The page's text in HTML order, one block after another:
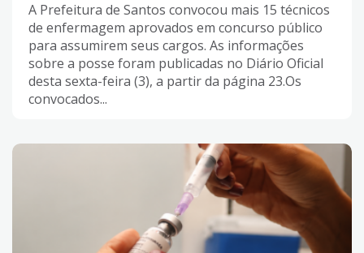
A Prefeitura de Santos convocou mais 15 técnicos
de enfermagem aprovados em concurso público
para assumirem seus cargos. As informações
sobre a posse foram publicadas no Diário Oficial
desta sexta-feira (3), a partir da página 23.Os
convocados...